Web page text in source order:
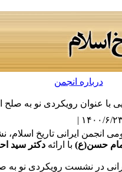
درباره انجمن
با عنوان رویکردی نو به
انجمن ایرانی تاریخ
حسن(ع) با ارائه دکتر سید
در نشست رویکردی نو به